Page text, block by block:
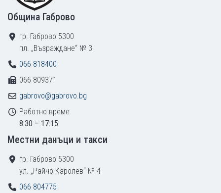
Община Габрово
гр. Габрово 5300
пл. „Възраждане“ № 3
066 818400
066 809371
gabrovo@gabrovo.bg
Работно време
8:30 – 17:15
Местни данъци и такси
гр. Габрово 5300
ул. „Райчо Каролев“ № 4
066 804775